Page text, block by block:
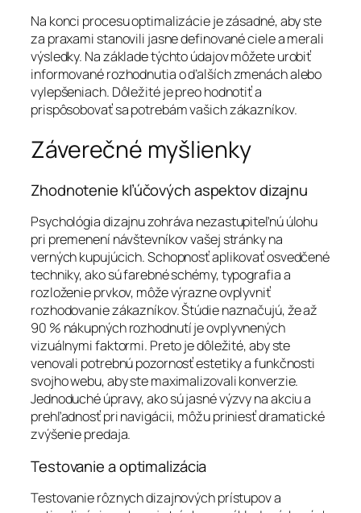
Na konci procesu optimalizácie je zásadné, aby ste
za praxami stanovili jasne definované ciele a merali
výsledky. Na základe týchto údajov môžete urobiť
informované rozhodnutia o ďalších zmenách alebo
vylepšeniach. Dôležité je preo hodnotiť a
prispôsobovať sa potrebám vašich zákazníkov.
Záverečné myšlienky
Zhodnotenie kľúčových aspektov dizajnu
Psychológia dizajnu zohráva nezastupiteľnú úlohu
pri premenení návštevníkov vašej stránky na
verných kupujúcich. Schopnosť aplikovať osvedčené
techniky, ako sú farebné schémy, typografia a
rozloženie prvkov, môže výrazne ovplyvniť
rozhodovanie zákazníkov. Štúdie naznačujú, že až
90 % nákupných rozhodnutí je ovplyvnených
vizuálnymi faktormi. Preto je dôležité, aby ste
venovali potrebnú pozornosť estetiky a funkčnosti
svojho webu, aby ste maximalizovali konverzie.
Jednoduché úpravy, ako sú jasné výzvy na akciu a
prehľadnosť pri navigácii, môžu priniesť dramatické
zvýšenie predaja.
Testovanie a optimalizácia
Testovanie rôznych dizajnových prístupov a